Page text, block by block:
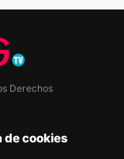
Derechos
de cookies